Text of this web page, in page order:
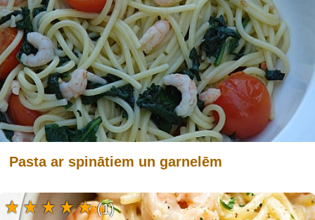
Pasta ar spinātiem un garnelēm
(1)